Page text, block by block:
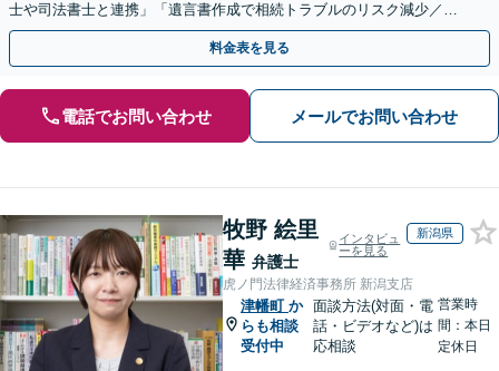
士や司法書士と連携」「遺言書作成で相続トラブルのリスク減少／形
式や内容について丁寧にアドバイス」
料金表を見る
電話でお問い合わせ メールでお問い合わせ
牧野 絵里
華 弁護士
インタビュ
ーを見る
新潟県
虎ノ門法律経済事務所 新潟支店
津幡町 か
らも相談
受付中
面談方法(対面・電
話・ビデオなど)は
応相談
営業時
間：本日
定休日